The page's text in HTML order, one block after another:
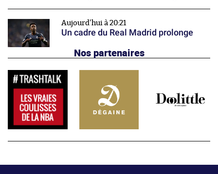
Aujourd'hui à 20:21
Un cadre du Real Madrid prolonge
Nos partenaires